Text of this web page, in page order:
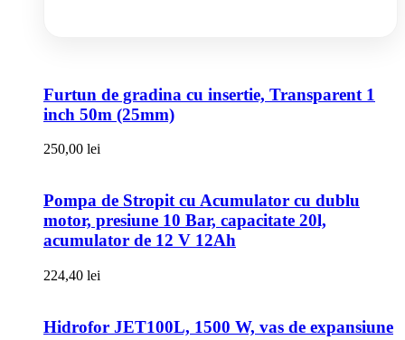
Furtun de gradina cu insertie, Transparent 1
inch 50m (25mm)
250,00 lei
Pompa de Stropit cu Acumulator cu dublu
motor, presiune 10 Bar, capacitate 20l,
acumulator de 12 V 12Ah
224,40 lei
Hidrofor JET100L, 1500 W, vas de expansiune